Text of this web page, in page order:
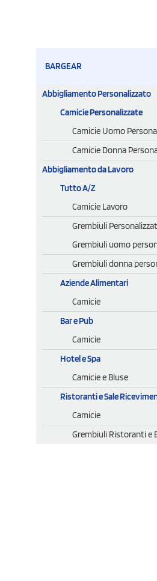
BARGEAR
Abbigliamento Personalizzato
Camicie Personalizzate
Camicie Uomo
Camicie Donna
Abbigliamento da Lavoro
Tutto A/Z
Camicie Lavoro
Grembiuli
Grembiuli uomo
Grembiuli donna
Aziende Alimentari
Camicie
Bar e Pub
Camicie
Hotel e Spa
Camicie e Bluse
Ristoranti e Sale
Camicie
Grembiuli Ristoranti e